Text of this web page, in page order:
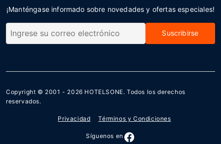
¡Manténgase informado sobre novedades y ofertas especiales!
Suscribirse
Copyright © 2001 - 2026 HOTELSONE. Todos los derechos
reservados.
Privacidad Términos y Condiciones
Síguenos en